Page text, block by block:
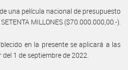
una película nacional de presupuesto
MILLONES ($70.000.000,00.-).
en la presente se aplicará a las
1 de septiembre de 2022.